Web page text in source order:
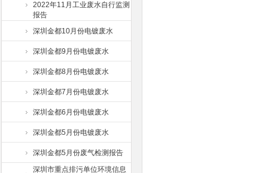
2022年11月工业废水自行监测
报告
深圳金都10月份电镀废水
深圳金都9月份电镀废水
深圳金都8月份电镀废水
深圳金都7月份电镀废水
深圳金都6月份电镀废水
深圳金都5月份电镀废水
深圳金都5月份废气检测报告
深圳市重点排污单位环境信息